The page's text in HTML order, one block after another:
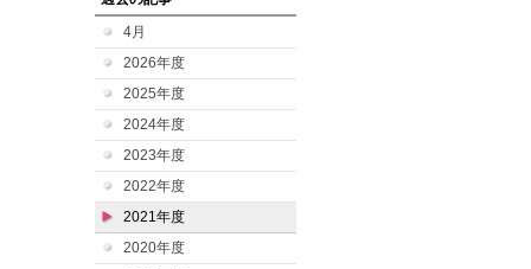
4月
2026年度
2025年度
2024年度
2023年度
2022年度
2021年度
2020年度